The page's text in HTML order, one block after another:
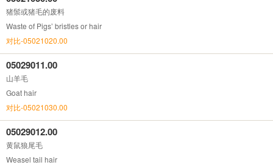
猪鬃或猪毛的废料
Waste of Pigs’ bristles or hair
对比-05021020.00
05029011.00
山羊毛
Goat hair
对比-05021030.00
05029012.00
黄鼠狼尾毛
Weasel tail hair